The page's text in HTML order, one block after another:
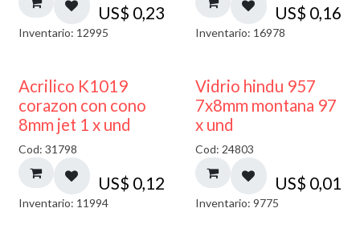
US$ 0,23
Inventario: 12995
US$ 0,16
Inventario: 16978
Acrilico K1019
corazon con cono
8mm jet 1 x und
Cod: 31798
US$ 0,12
Inventario: 11994
40% DESCUENTO
Vidrio hindu 957
7x8mm montana 97
x und
Cod: 24803
US$ 0,01
Inventario: 9775